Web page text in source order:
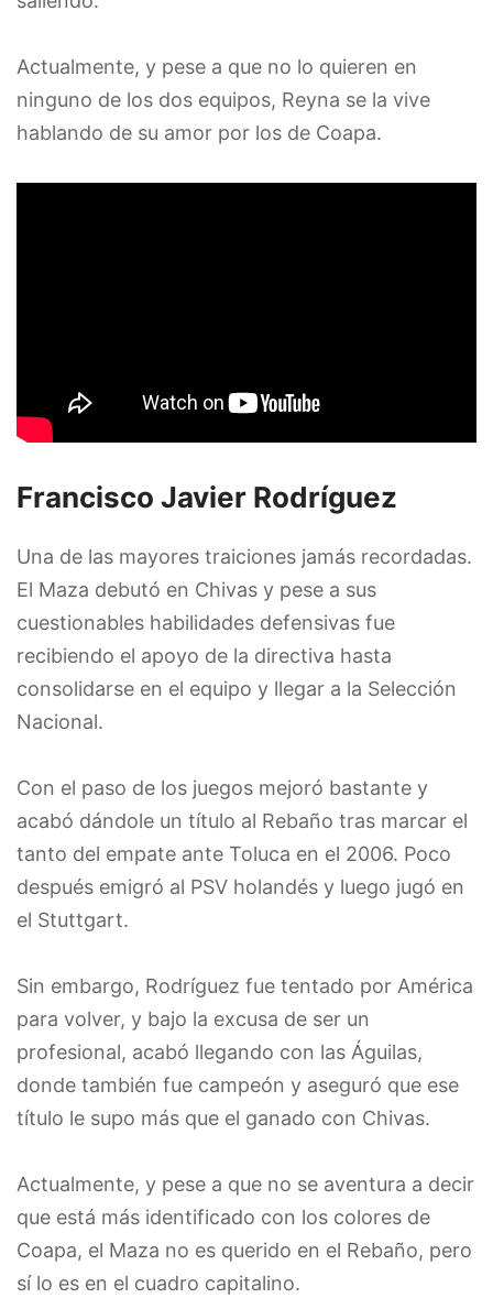
Actualmente, y pese a que no lo quieren en
ninguno de los dos equipos, Reyna se la vive
hablando de su amor por los de Coapa.
Francisco Javier Rodríguez
Una de las mayores traiciones jamás recordadas.
El Maza debutó en Chivas y pese a sus
cuestionables habilidades defensivas fue
recibiendo el apoyo de la directiva hasta
consolidarse en el equipo y llegar a la Selección
Nacional.
Con el paso de los juegos mejoró bastante y
acabó dándole un título al Rebaño tras marcar el
tanto del empate ante Toluca en el 2006. Poco
después emigró al PSV holandés y luego jugó en
el Stuttgart.
Sin embargo, Rodríguez fue tentado por América
para volver, y bajo la excusa de ser un
profesional, acabó llegando con las Águilas,
donde también fue campeón y aseguró que ese
título le supo más que el ganado con Chivas.
Actualmente, y pese a que no se aventura a decir
que está más identificado con los colores de
Coapa, el Maza no es querido en el Rebaño, pero
sí lo es en el cuadro capitalino.